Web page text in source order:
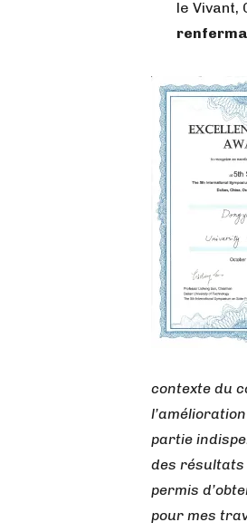
le Vivant,
contexte du
partie
des résultats
permis
pour mes